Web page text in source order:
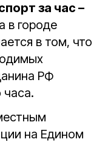
за час –
в городе
в том, что
РФ
часа.
на Едином